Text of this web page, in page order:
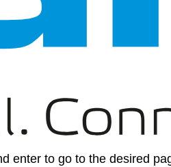
enter to go to the desired